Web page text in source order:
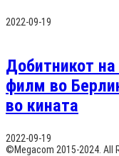
2022-09-19
Добитникот
филм во
во кината
2022-09-19
©Megacom 2015-2024. All